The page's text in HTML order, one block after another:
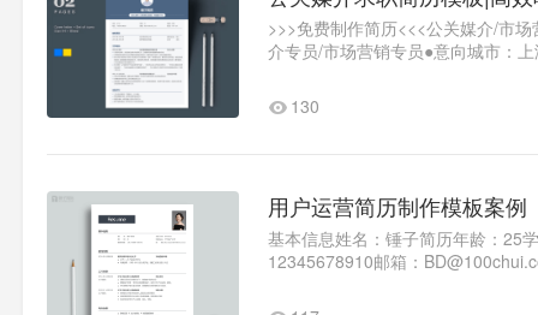
>>>免费制作简历<<<公关媒介/市
介专员/市场营销专员●意向城市：
130
用户运营简历制作模板案例
基本信息姓名：锤子简历年龄：25
12345678910邮箱：